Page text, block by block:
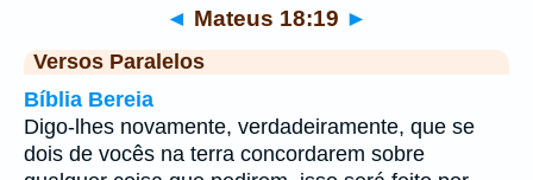
◄ Mateus 18:19 ►
Versos Paralelos
Bíblia Bereia
Digo-lhes novamente, verdadeiramente, que se
dois de vocês na terra concordarem sobre